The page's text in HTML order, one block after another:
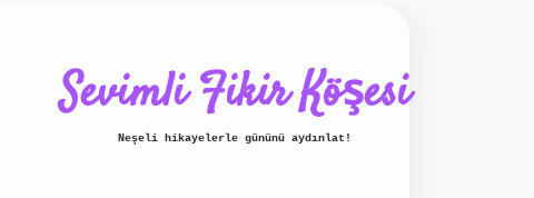
Sevimli Fikir Köşesi
Neşeli hikayelerle gününü aydınlat!